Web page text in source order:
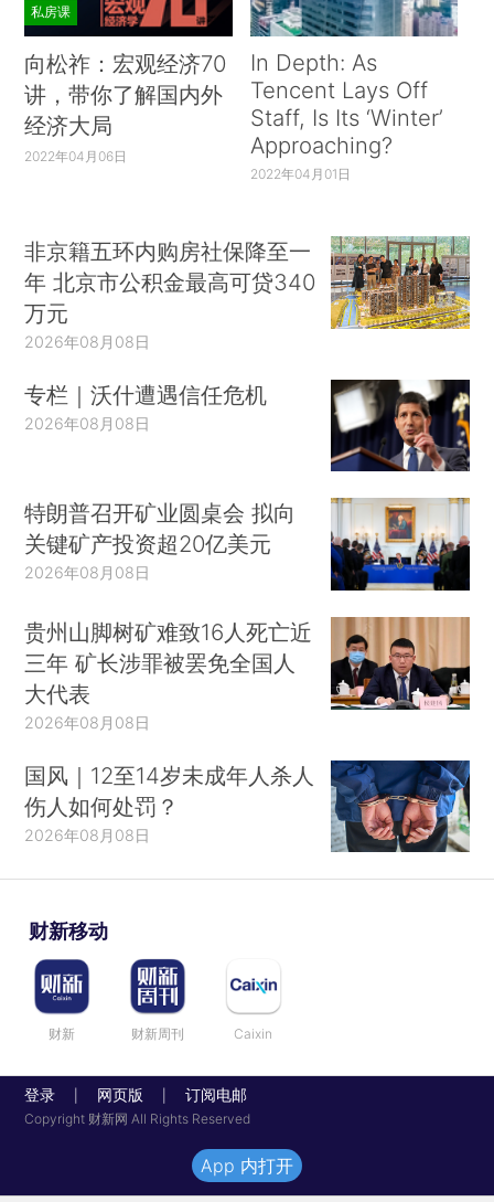
私房课
向松祚：宏观经济70
讲，带你了解国内外
经济大局
2022年04月06日
In Depth: As
Tencent Lays Off
Staff, Is Its ‘Winter’
Approaching?
2022年04月01日
非京籍五环内购房社保降至一
年 北京市公积金最高可贷340
万元
2026年08月08日
专栏｜沃什遭遇信任危机
2026年08月08日
特朗普召开矿业圆桌会 拟向
关键矿产投资超20亿美元
2026年08月08日
贵州山脚树矿难致16人死亡近
三年 矿长涉罪被罢免全国人
大代表
2026年08月08日
国风｜12至14岁未成年人杀人
伤人如何处罚？
2026年08月08日
财新移动
财新 财新周刊 Caixin
登录 网页版 订阅电邮
Copyright 财新网 All Rights Reserved
App 内打开